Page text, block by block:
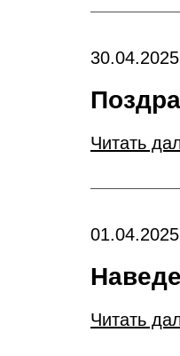
30.04.2025
Читать
01.04.2025
Читать